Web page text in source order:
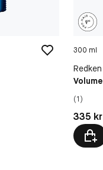
300 ml
Redken
(1)
Pris:
335 kr